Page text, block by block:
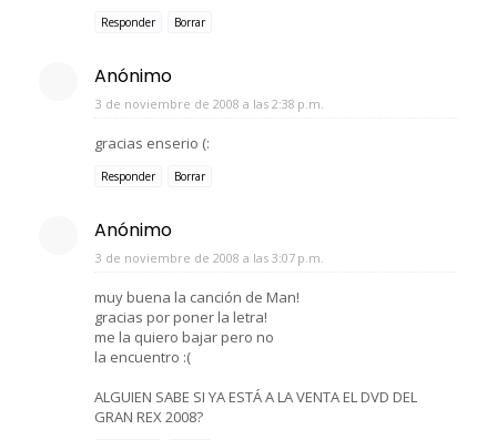
Responder Borrar
Anónimo
3 de noviembre de 2008 a las 2:38 p.m.
gracias enserio (:
Responder Borrar
Anónimo
3 de noviembre de 2008 a las 3:07 p.m.
muy buena la canción de Man!
gracias por poner la letra!
me la quiero bajar pero no
la encuentro :(
ALGUIEN SABE SI YA ESTÁ A LA VENTA EL DVD DEL
GRAN REX 2008?